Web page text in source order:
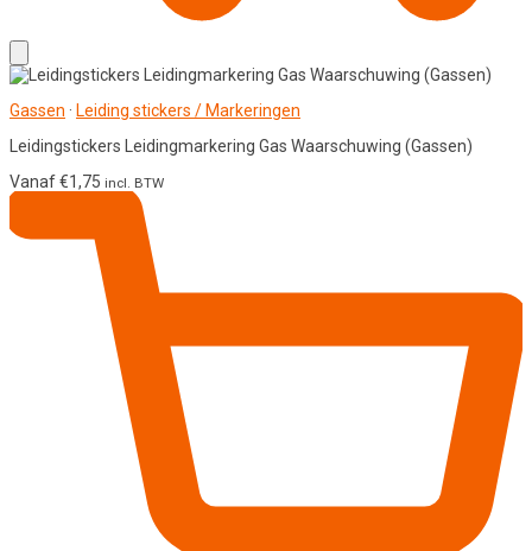
Gassen · Leiding stickers / Markeringen
Leidingstickers Leidingmarkering Gas Waarschuwing (Gassen)
Vanaf€1,75 incl. BTW